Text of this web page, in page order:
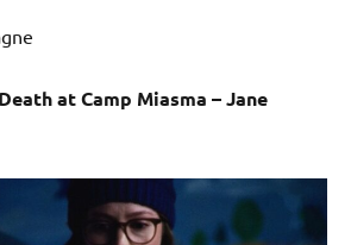
at Camp Miasma – Jane